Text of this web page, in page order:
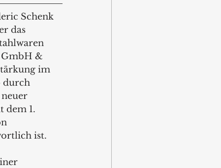
Schenk
das
&
im
durch
dem 1.
ist.